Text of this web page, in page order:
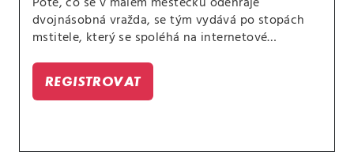
dvojnásobná vražda, se tým vydává po stopách
mstitele, který se spoléhá na internetové
pomstu na podezřelých.
REGISTROVAT